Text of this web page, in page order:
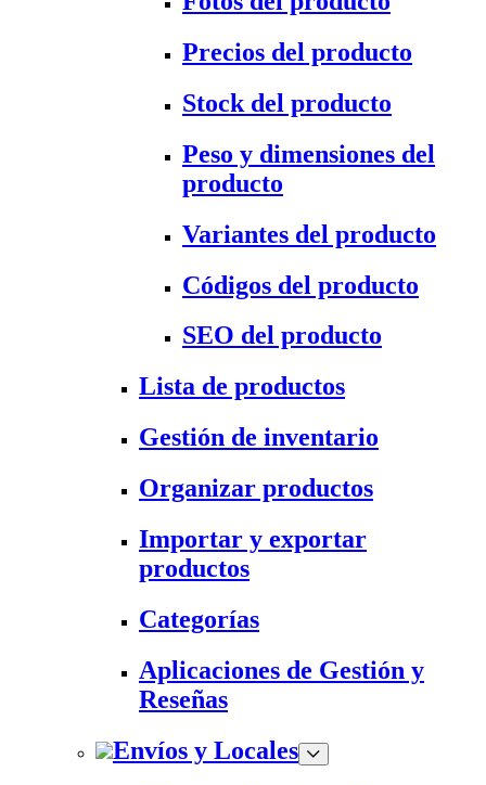
Precios del producto
Stock del producto
Peso y dimensiones del
producto
Variantes del producto
Códigos del producto
SEO del producto
Lista de productos
Gestión de inventario
Organizar productos
Importar y exportar
productos
Categorías
Aplicaciones de Gestión y
Reseñas
Envíos y Locales